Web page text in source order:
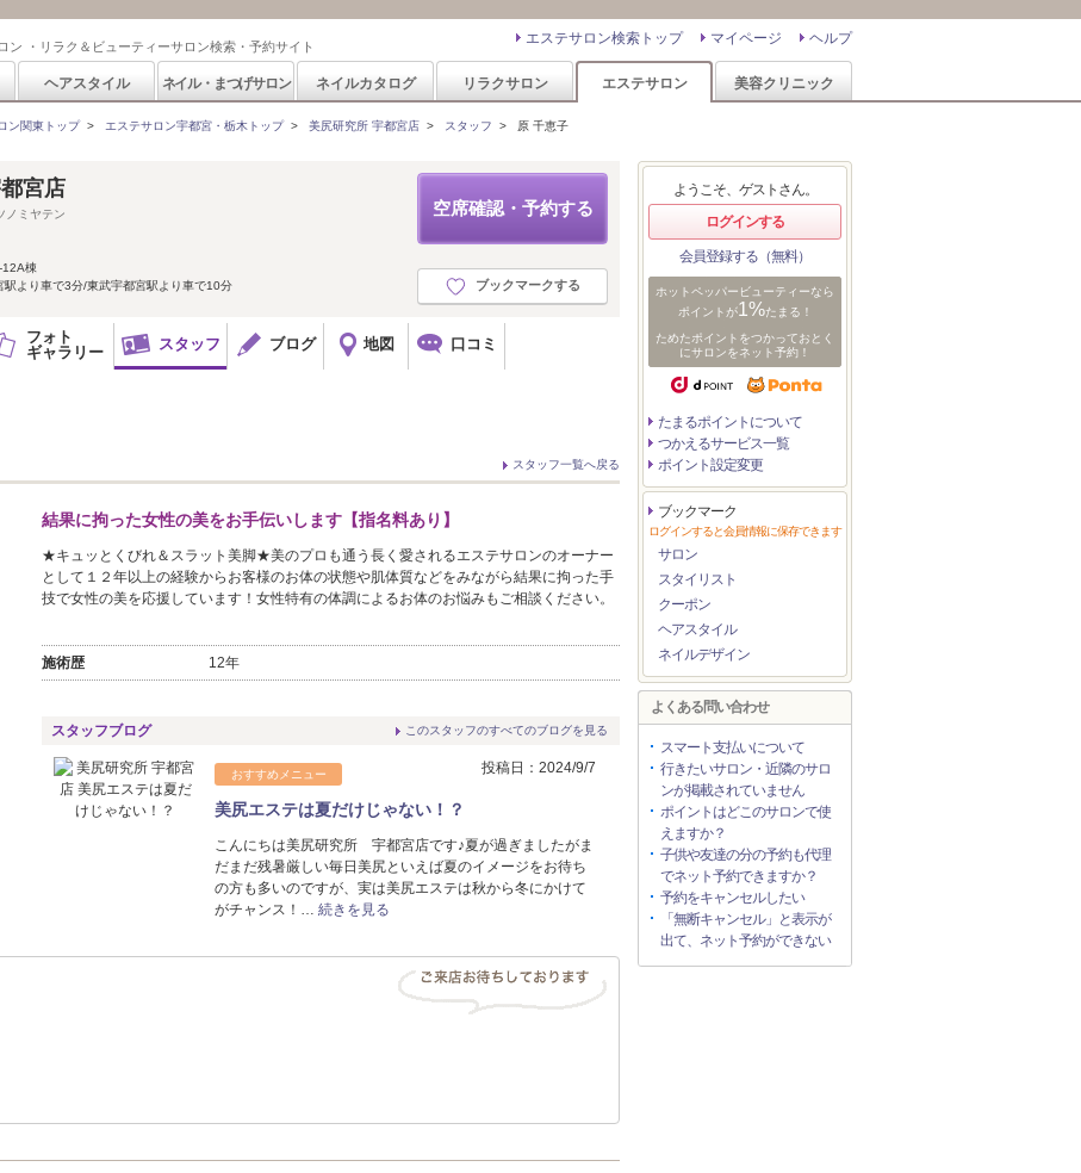
ン ・リラク＆ビューティーサロン検索・予約サイト ヘルプ
マイページ
エステサロン検索トップ
ヘアスタイル ネイル・まつげサロン ネイルカタログ リラクサロン エステサロン 美容クリニック
ン関東トップ> エステサロン宇都宮・栃木トップ> 美尻研究所 宇都宮店 > スタッフ > 原 千恵子
空席確認・予約する
ブックマークする
宮店
ノミヤテン
12A棟
より車で3分/東武宇都宮駅より車で10分
フォト
ギャラリー
スタッフ ブログ 地図 口コミ
スタッフ一覧へ戻る
結果に拘った女性の美をお手伝いします【指名料あり】
★キュッとくびれ＆スラット美脚★美のプロも通う長く愛されるエステサロンのオーナー
として１２年以上の経験からお客様のお体の状態や肌体質などをみながら結果に拘った手
技で女性の美を応援しています！女性特有の体調によるお体のお悩みもご相談ください。
施術歴 12年
スタッフブログ このスタッフのすべてのブログを見る
おすすめメニュー 投稿日：2024/9/7
美尻エステは夏だけじゃない！？
こんにちは美尻研究所 宇都宮店です♪夏が過ぎましたがま
だまだ残暑厳しい毎日美尻といえば夏のイメージをお待ち
の方も多いのですが、実は美尻エステは秋から冬にかけて
がチャンス！… 続きを見る
ようこそ、ゲストさん。
ログインする
会員登録する（無料）
ホットペッパービューティーなら
ポイントが1%たまる！
ためたポイントをつかっておとく
にサロンをネット予約！
たまるポイントについて
つかえるサービス一覧
ポイント設定変更
ブックマーク
ログインすると会員情報に保存できます
サロン
スタイリスト
クーポン
ヘアスタイル
ネイルデザイン
よくある問い合わせ
スマート支払いについて
行きたいサロン・近隣のサロ
ンが掲載されていません
ポイントはどこのサロンで使
えますか？
子供や友達の分の予約も代理
でネット予約できますか？
予約をキャンセルしたい
「無断キャンセル」と表示が
出て、ネット予約ができない